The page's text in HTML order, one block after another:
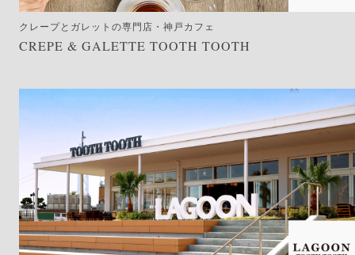
クレープとガレットの専門店・神戸カフェ
CREPE & GALETTE TOOTH TOOTH